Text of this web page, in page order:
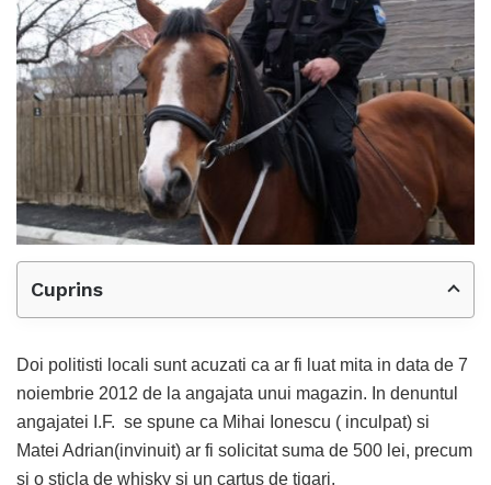
Cuprins
Doi politisti locali sunt acuzati ca ar fi luat mita in data de 7
noiembrie 2012 de la angajata unui magazin. In denuntul
angajatei I.F. se spune ca Mihai Ionescu ( inculpat) si
Matei Adrian(invinuit) ar fi solicitat suma de 500 lei, precum
si o sticla de whisky si un cartus de tigari.